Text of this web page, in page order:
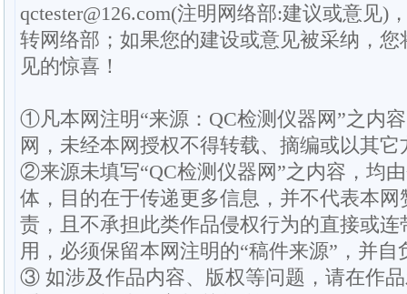
qctester@126.com(注明网络部:建议或意见)
转网络部；如果您的建设或意见被采纳，
见的惊喜！
①凡本网注明“来源：QC检测仪器网”之内
网，未经本网授权不得转载、摘编或以其它
②来源未填写“QC检测仪器网”之内容，均
体，目的在于传递更多信息，并不代表本
责，且不承担此类作品侵权行为的直接或
用，必须保留本网注明的“稿件来源”，并
③ 如涉及作品内容、版权等问题，请在作